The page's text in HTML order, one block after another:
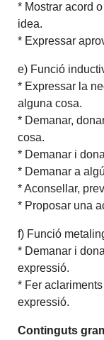
* Mostrar acord
idea.
* Expressar
e) Funció
* Expressar la
alguna cosa.
* Demanar,
cosa.
* Demanar i
* Demanar a
* Aconsellar,
* Proposar una
f) Funció
* Demanar i
expressió.
* Fer
expressió.
Continguts